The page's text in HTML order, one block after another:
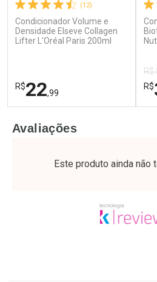
Ativar Desconto
Comprar sem Desconto
(12)
Condicionador Volume e
Densidade Elseve Collagen
Lifter L'Oréal Paris 200ml
R$22,99
Laboratório
Por Menos
R$
R$
Avaliações
Este produto ainda não